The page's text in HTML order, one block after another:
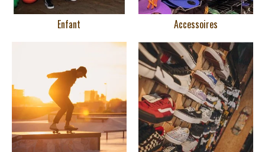
Enfant Accessoires